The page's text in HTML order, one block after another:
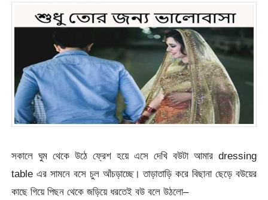
সকালে ঘুম থেকে উঠে ফ্রেশ হয়ে এসে দেখি বউটা আমার dressing
table এর সামনে বসে চুল আঁচড়াচ্ছে। তাড়াতাড়ি করে বিছানা ছেড়ে বউয়ের
কাছে গিয়ে পিছন থেকে জড়িয়ে ধরতেই বউ বলে উঠলো–